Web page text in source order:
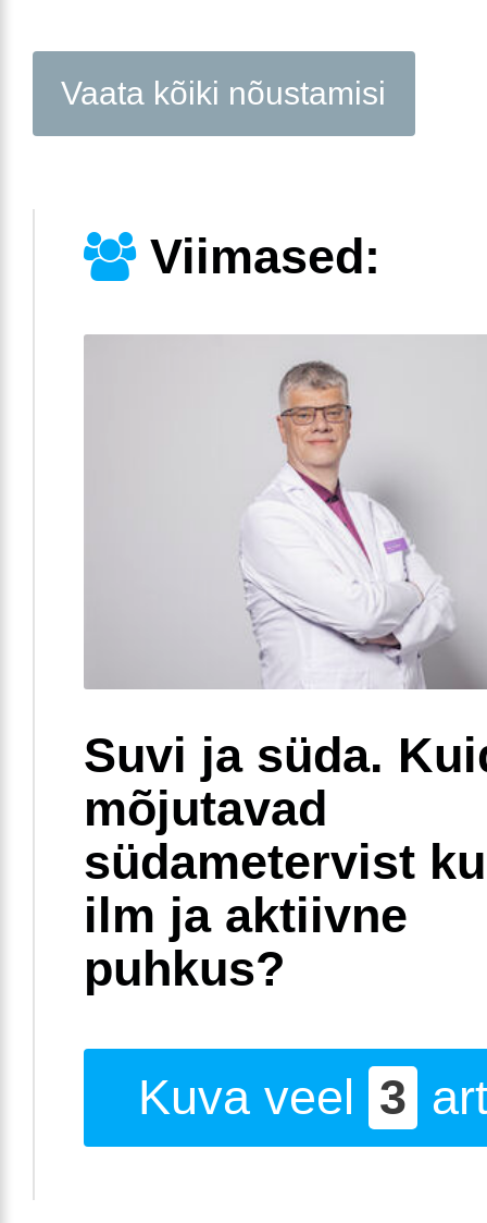
Vaata kõiki nõustamisi
Viimased:
Suvi ja süda.
mõjutavad
südametervist
ilm ja aktiivne
puhkus?
Kuva veel 3